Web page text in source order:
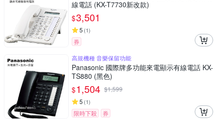
線電話 (KX-T7730新改款)
$3,501
5 (1)
券
高規機種 音樂保留功能
Panasonic 國際牌多功能來電顯示有線電話 KX-
TS880 (黑色)
$1,504 $1,599
5 (1)
限時下殺
券